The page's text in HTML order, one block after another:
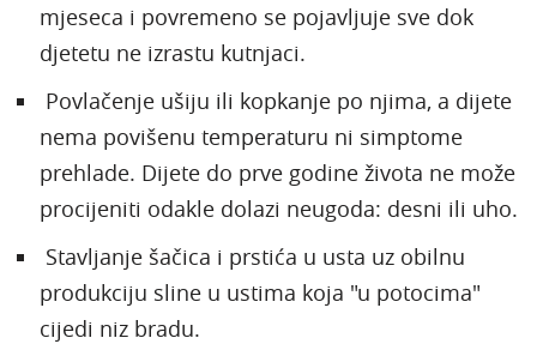
mjeseca i povremeno se pojavljuje sve dok
djetetu ne izrastu kutnjaci.
Povlačenje ušiju ili kopkanje po njima, a dijete
nema povišenu temperaturu ni simptome
prehlade. Dijete do prve godine života ne može
procijeniti odakle dolazi neugoda: desni ili uho.
Stavljanje šačica i prstića u usta uz obilnu
produkciju sline u ustima koja "u potocima"
cijedi niz bradu.